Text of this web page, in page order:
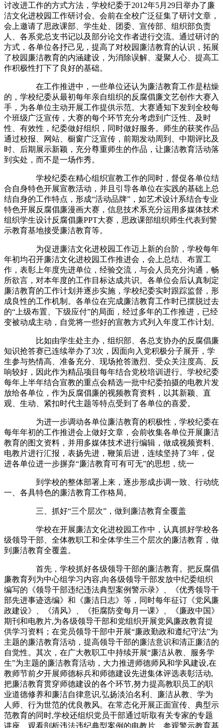
讨改进工作的方式方法，学校纪委于2012年5月29日举办了廉
洁文化进校园工作研讨会。会前在全校广泛征集了研讨文章，
会上邀请了思政课部、学生处、团委、宣传部、组织部负责
人、各系党总支书记以及部分论文作者进行交流。通过研讨的
方式，各单位各抒己见，提高了对校园廉洁教育的认识，拓展
了校园廉洁教育的内涵建设，为消除误解、凝聚人心、提高工
作积极性打下了良好的基础。
在工作推进中，一些单位还认为廉洁教育工作是枯燥
的，学校纪委从最初每年亲自组织的反腐倡廉文艺创作大赛入
手，为各单位主动开展工作提供示范。大赛通知下发到全校每
个班级广泛宣传，大赛的每个环节充分考虑到广泛性、及时
性、有效性，纪委做好组织，同时做好服务。师生的获奖作品
通过校报、网站、橱窗广泛宣传，前期发动周到、中期评比及
时、后期展示新颖，充分尊重师生的作品，让廉洁教育活动落
到实处，而不是一场作秀。
学校纪委在精心组织宣教工作的同时，督促各单位结
合自身特色开展宣教活动，并且引导各单位在实践的基础上总
结自身的工作特点，形成“活动品牌”，如艺术设计系结合专业
特色开展反腐倡廉漫画大赛，信息技术系充分运用多媒体技术
组织学生设计反腐倡廉PPT大赛，思政课部组织师生代表到警
示教育基地接受廉洁教育等。
为促进廉洁文化进校园工作迈上新的台阶，学校每年
年初均召开廉洁文化进校园工作推进会，会上总结、布置工
作，表彰上年度先进单位，经验交流，与会人员充分沟通，畅
所欲言，对本年度的工作目标达成共识。各单位会后认真制定
廉洁教育的工作计划并逐步实施，学校纪委实时跟踪监督，形
成良性的工作机制。各单位在完成廉洁教育工作时已摆脱过去
的“上级布置、下级应付”的局面，经过多年的工作推进，已经
变被动成主动，自觉将一些好的宣教方式列入年度工作计划。
比如由学生处主办，组织部、各总支协办的反腐倡廉
知识抢答赛已连续举办了3次，因面向入党积极分子展开，学
生参与热情高、准备充分、现场抢答激烈、受众关注度高、反
响较好，因此作为精品项目每年结合党校培训进行。学校纪委
每年上半年结合宣教的重点会精选一批中纪委拍摄的电教片发
放给各单位，作为反腐倡廉的视频教育资料，以其新颖、直
观、生动、紧扣时代主题等特点受到了各单位的喜爱。
为进一步调动各单位廉洁教育的积极性，学校纪委在
每年年初的工作推进会上做好文章，会前收集各单位开展廉洁
教育的图文资料，并用多媒体技术进行编辑，做成视频资料、
电教片进行汇报，表扬先进，鞭策后进，连续坚持了3年，促
进各单位进一步摒弃“廉洁教育可有可无”的思想，统一
到学校的整体部署上来，逐步形成步调一致、行动统
一、各具特色的廉洁教育工作格局。
三、抓好“三个层次”，做到廉洁教育全覆盖
学校在开展廉洁文化进校园工作中，认真抓好学校各
级领导干部、全体教职工和全体学生三个层次的廉洁教育，做
到廉洁教育全覆盖。
首先，学校抓好各级领导干部的廉洁教育。把反腐倡
廉教育列为中心组学习内容,向各级领导干部发放中纪委组织
编写的《领导干部违纪违法典型案例警示录》、《优秀领导干
部先进事迹选编》和《廉洁日志》等，同时每年征订《党风廉
政建设》、《清风》、《拒腐防变每月一课》、《廉政中国》
期刊和电教片,为各级领导干部和党组织开展党风廉政教育提
供学习资料；在党员领导干部中开展“廉政勤政和遵纪守法”为
主题的廉洁教育活动，提高领导干部的廉洁意识和清正廉洁的
自觉性。其次，在广大教职工中持续开展“廉洁从教、服务学
生”为主题的廉洁教育活动，大力推进师德师风和学风建设,在
教师节前夕开展师德标兵和师德建设先进集体评选表彰活动,
把廉洁教育贯穿师德建设的各个环节,努力提高教职员工的职
业道德修养和廉洁自律意识,弘扬淡泊名利、廉洁从教、学为
人师、行为世范的优良教风。在常态化开展正面宣传、典型示
范教育的同时,学校还组织党员干部通过听取有关专家的专题
讲座、观看剖析违法违纪典型案例的电教片、参观警示教育基